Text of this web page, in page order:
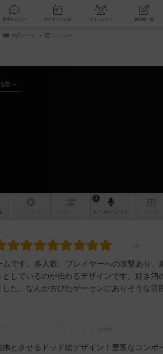
検索 新着レビュー ボードゲーム会 コミュニティ
作品データ レビュー
年～
1
ルール/インスト
です。多人数、プレイヤーへの攻撃あり、
しているのが伝わるデザインです。好き箱
た。なんか古びたゲーセンにありそうな雰
とさせるドッド絵デザイン！豊富なコンポ